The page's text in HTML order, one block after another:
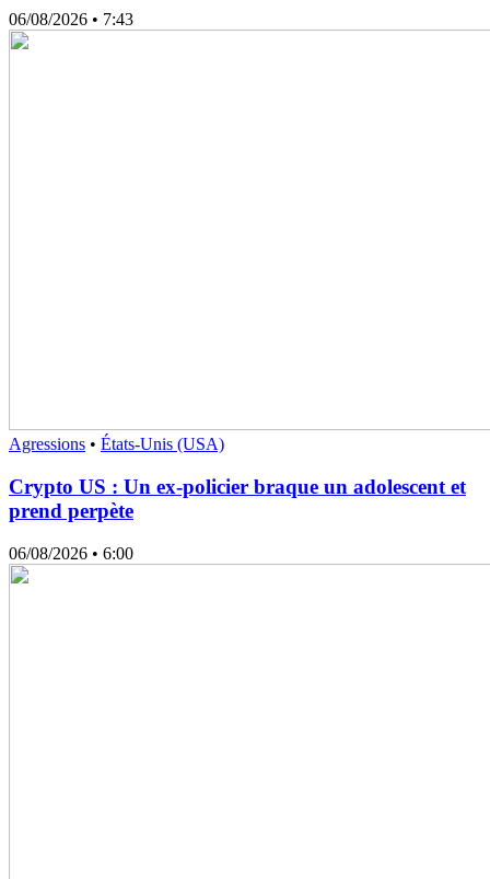
06/08/2026 • 7:43
Agressions • États-Unis (USA)
Crypto US : Un ex-policier braque un adolescent et
prend perpète
06/08/2026 • 6:00